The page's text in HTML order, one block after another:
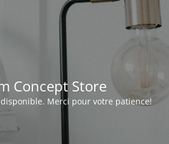
Concept Store
Merci pour votre patience!